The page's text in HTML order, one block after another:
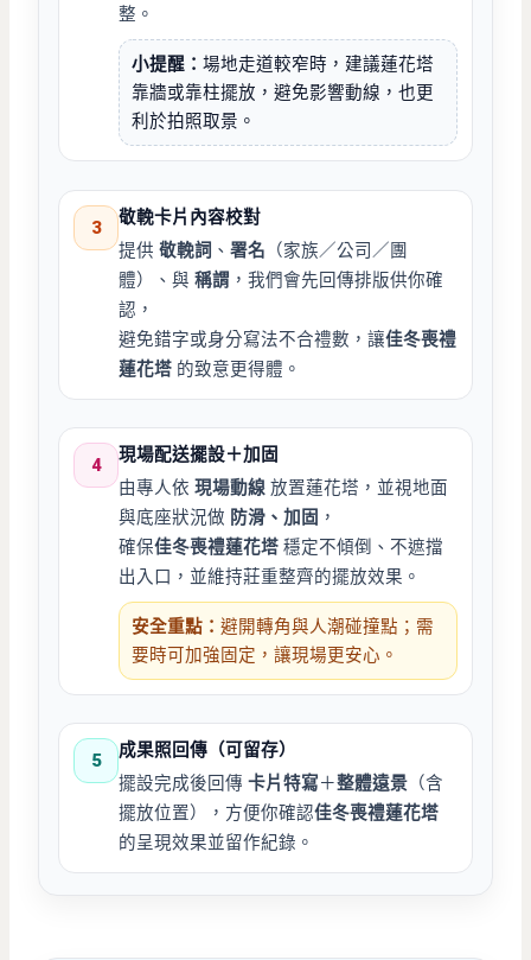
整。
小提醒：場地走道較窄時，建議蓮花塔
靠牆或靠柱擺放，避免影響動線，也更
利於拍照取景。
3
敬輓卡片內容校對
提供敬輓詞 、署名 （家族／公司／團
體）、與稱謂 ，我們會先回傳排版供你確
認，
避免錯字或身分寫法不合禮數，讓佳冬喪禮
蓮花塔 的致意更得體。
4
現場配送擺設＋加固
由專人依現場動線 放置蓮花塔，並視地面
與底座狀況做 防滑、加固 ，
確保佳冬喪禮蓮花塔 穩定不傾倒、不遮擋
出入口，並維持莊重整齊的擺放效果。
安全重點：避開轉角與人潮碰撞點；需
要時可加強固定，讓現場更安心。
5
成果照回傳（可留存）
擺設完成後回傳卡片特寫＋整體遠景 （含
擺放位置），方便你確認佳冬喪禮蓮花塔
的呈現效果並留作紀錄。